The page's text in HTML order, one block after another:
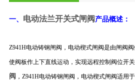
一、 电动法兰开关式闸阀 产品概述：
Z941H电动铸钢闸阀，电动楔式闸阀是由闸阀
使阀板作上下直线运动，实现远程控制阀位开关
阀 ，Z941H电动铸钢闸阀，电动楔式闸阀适用